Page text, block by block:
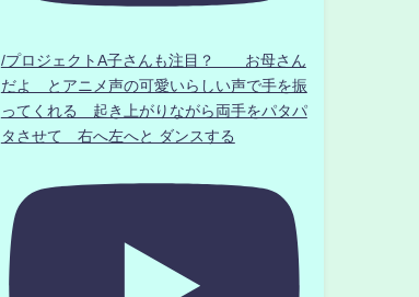
/プロジェクトA子さんも注目？ お母さん
だよ とアニメ声の可愛いらしい声で手を振
ってくれる 起き上がりながら両手をパタパ
タさせて 右へ左へと ダンスする